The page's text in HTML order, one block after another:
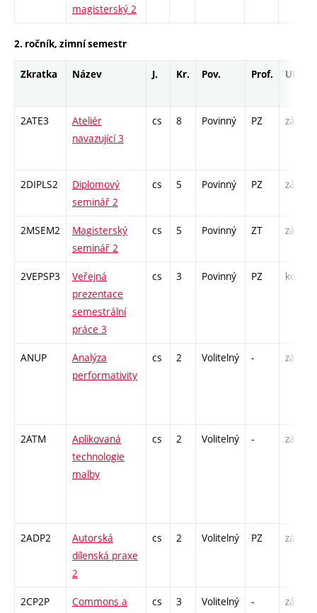
magisterský 2
2. ročník, zimní semestr
Zkratka Název J. Kr. Pov. Prof. Uk.
2ATE3
Ateliér
navazující 3
cs 8 Povinný PZ zá
2DIPLS2
Diplomový
seminář 2
cs 5 Povinný PZ zá
2MSEM2
Magisterský
seminář 2
cs 5 Povinný ZT zá
2VEPSP3
Veřejná
prezentace
semestrální
práce 3
cs 3 Povinný PZ kol
ANUP
Analýza
performativity
cs 2 Volitelný - zá
2ATM
Aplikovaná
technologie
malby
cs 2 Volitelný - zá
2ADP2
Autorská
dílenská praxe
2
cs 2 Volitelný PZ zá
2CP2P
Commons a
cs 3 Volitelný - zá